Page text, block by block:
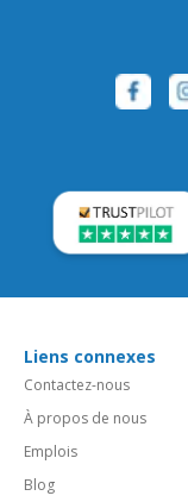
Liens connexes
Contactez-nous
À propos de nous
Emplois
Blog